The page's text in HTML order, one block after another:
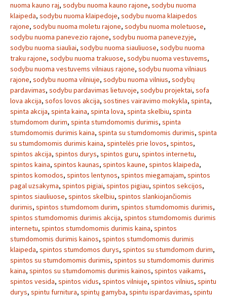
nuoma kauno raj, sodybu nuoma kauno rajone, sodybu nuoma
klaipeda, sodybu nuoma klaipedoje, sodybu nuoma klaipedos
rajone, sodybu nuoma moletu rajone, sodybu nuoma moletuose,
sodybu nuoma panevezio rajone, sodybu nuoma panevezyje,
sodybu nuoma siauliai, sodybu nuoma siauliuose, sodybu nuoma
traku rajone, sodybu nuoma trakuose, sodybu nuoma vestuvems,
sodybu nuoma vestuvems vilniaus rajone, sodybu nuoma vilniaus
rajone, sodybu nuoma vilniuje, sodybu nuoma vilnius, sodybų
pardavimas, sodybu pardavimas lietuvoje, sodybu projektai, sofa
lova akcija, sofos lovos akcija, sostines vairavimo mokykla, spinta,
spinta akcija, spinta kaina, spinta lova, spinta skelbiu, spinta
stumdomom durim, spinta stumdomomis durimis, spinta
stumdomomis durimis kaina, spinta su stumdomomis durimis, spinta
su stumdomomis durimis kaina, spintelės prie lovos, spintos,
spintos akcija, spintos durys, spintos guru, spintos internetu,
spintos kaina, spintos kaunas, spintos kaune, spintos klaipeda,
spintos komodos, spintos lentynos, spintos miegamajam, spintos
pagal uzsakyma, spintos pigiai, spintos pigiau, spintos sekcijos,
spintos siauliuose, spintos skelbiu, spintos slankiojančiomis
durimis, spintos stumdomom durim, spintos stumdomomis durimis,
spintos stumdomomis durimis akcija, spintos stumdomomis durimis
internetu, spintos stumdomomis durimis kaina, spintos
stumdomomis durimis kainos, spintos stumdomomis durimis
klaipeda, spintos stumdomos durys, spintos su stumdomom durim,
spintos su stumdomomis durimis, spintos su stumdomomis durimis
kaina, spintos su stumdomomis durimis kainos, spintos vaikams,
spintos vesida, spintos vidus, spintos vilniuje, spintos vilnius, spintu
durys, spintu furnitura, spintų gamyba, spintu ispardavimas, spintu